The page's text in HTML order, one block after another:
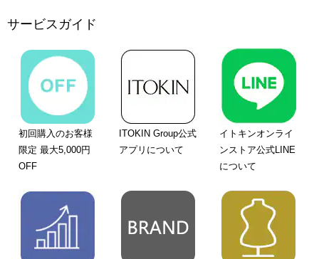
サービスガイド
初回購入のお客様
限定 最大5,000円
OFF
ITOKIN Group公式
アプリについて
イトキンオンライ
ンストア公式LINE
について